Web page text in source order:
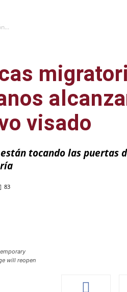
visado
tocando las puertas
83
will reopen